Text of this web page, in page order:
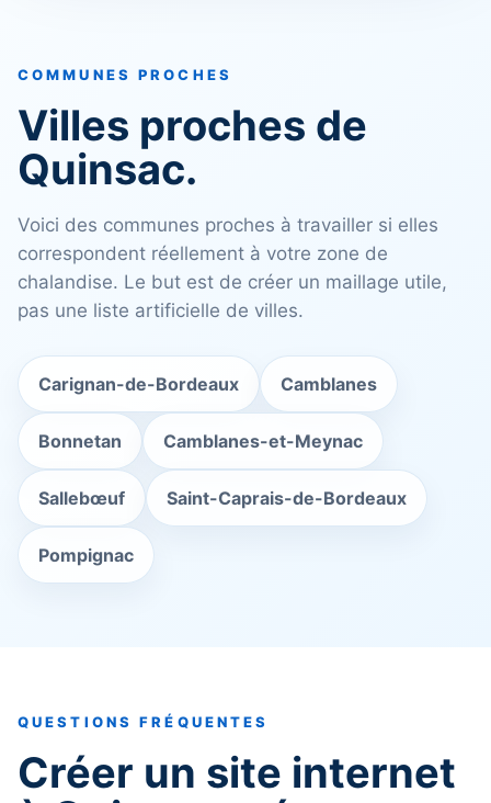
COMMUNES PROCHES
Villes proches de
Quinsac.
Voici des communes proches à travailler si elles
correspondent réellement à votre zone de
chalandise. Le but est de créer un maillage utile,
pas une liste artificielle de villes.
Carignan-de-Bordeaux Camblanes
Bonnetan Camblanes-et-Meynac
Sallebœuf Saint-Caprais-de-Bordeaux
Pompignac
QUESTIONS FRÉQUENTES
Créer un site internet